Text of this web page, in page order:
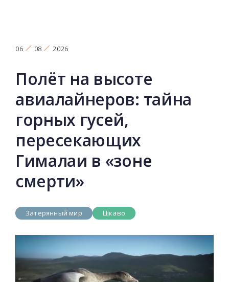
06 08 2026
Полёт на высоте
авиалайнеров: тайна
горных гусей,
пересекающих
Гималаи в «зоне
смерти»
Затерянный мир Цікаво